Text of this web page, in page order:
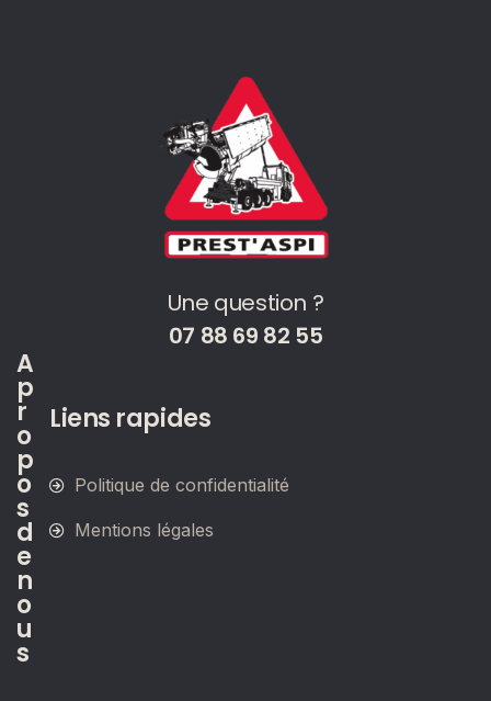
Une question ?
07 88 69 82 55
A
p
r
o
p
o
s
d
e
n
o
u
s
Liens rapides
Politique de confidentialité
Mentions légales